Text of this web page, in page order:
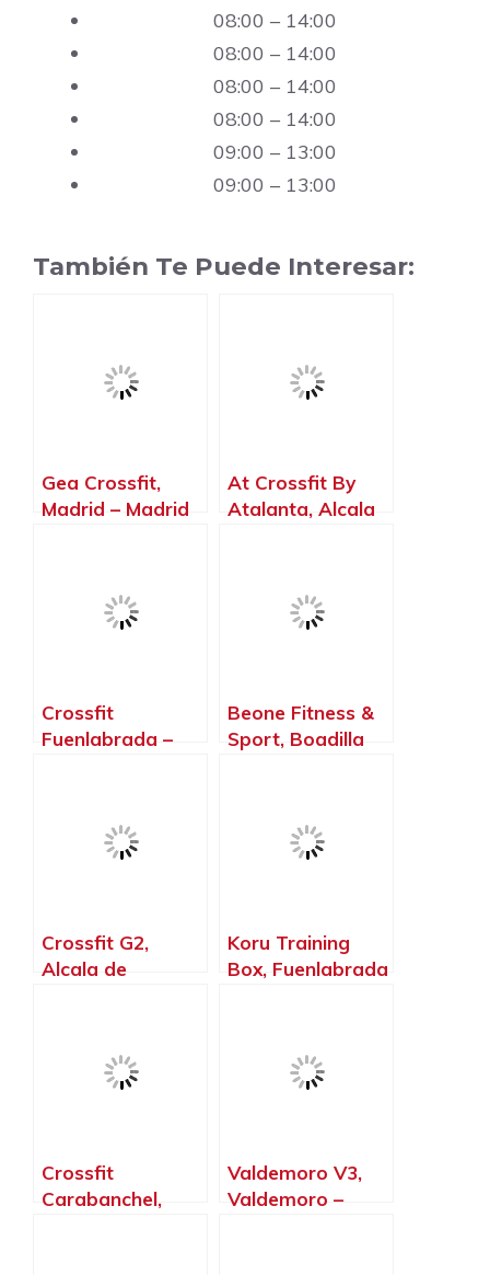
08:00 – 14:00
08:00 – 14:00
08:00 – 14:00
08:00 – 14:00
09:00 – 13:00
09:00 – 13:00
También Te Puede Interesar:
Gea Crossfit,
Madrid – Madrid
At Crossfit By
Atalanta, Alcala
Crossfit
Fuenlabrada –
Fuenlabrada –
Beone Fitness &
Sport, Boadilla
Crossfit G2,
Alcala de
Koru Training
Box, Fuenlabrada
Crossfit
Carabanchel,
Valdemoro V3,
Valdemoro –